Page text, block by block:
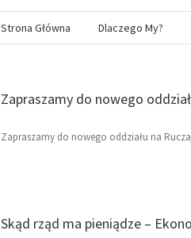
Strona Główna Dlaczego My?
Zapraszamy do nowego
Zapraszamy do nowego oddziału na
Skąd rząd ma pieniądze –